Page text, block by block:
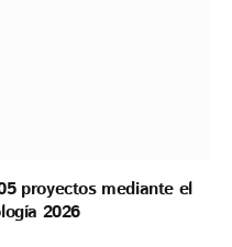
proyectos mediante el
2026